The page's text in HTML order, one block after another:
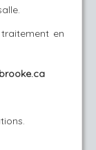
en